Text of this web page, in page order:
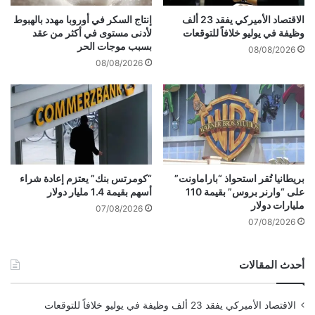
لاحظ المطورون: “لقد صنعنا مستشعرًا
يمكن استبداله بدلاً من النموذج السابق
دون إعادة صياغة الجهاز بشكل جذري”.
من الناحية العملية، يسمح هذا للهواتف الذكية
بالتقاط صور أكثر تفصيلاً بشكل ملحوظ مع الحفاظ
على ملف تعريف الكاميرا المدمج وتقليل العناصر
ميزات الفيديو والاحترافية
م
ا
ي
س
د
و
ح
أ
ز
م
ل
ف
س
ا
ت
ل
م
ت
ق
لّ
ب
ة
ت
ه
ل
ن
الاقتصاد الأميركي يفقد 23 ألف
وظيفة في يوليو خلافاً للتوقعات
08/08/2026
إنتاج السكر في أوروبا مهدد بالهبوط
لأدنى مستوى في أكثر من عقد
بسبب موجات الحر
08/08/2026
بريطانيا تُقر استحواذ “باراماونت”
على “وارنر بروس” بقيمة 110
مليارات دولار
07/08/2026
“كومرتس بنك” يعتزم إعادة شراء
أسهم بقيمة 1.4 مليار دولار
07/08/2026
أحدث المقالات
الاقتصاد الأميركي يفقد 23 ألف وظيفة في يوليو خلافاً للتوقعات